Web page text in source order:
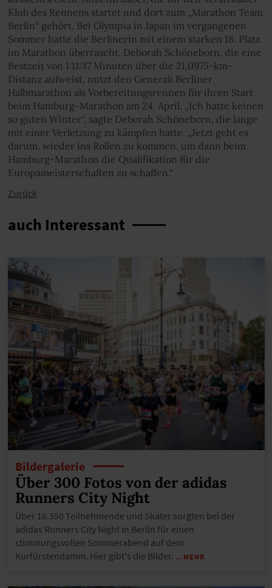
Klub des Rennens startet und dort zum „Marathon Team
Berlin“ gehört. Bei Olympia in Japan im vergangenen
Sommer hatte die Berlinerin mit einem starken 18. Platz
im Marathon überrascht. Deborah Schöneborn, die eine
Bestzeit von 1:11:37 Minuten über die 21,0975-km-
Distanz aufweist, nutzt den Generali Berliner
Halbmarathon als Vorbereitungsrennen für ihren Start
beim Hamburg-Marathon am 24. April. „Ich hatte keinen
so guten Winter“, sagte Deborah Schöneborn, die lange
mit einer Verletzung zu kämpfen hatte. „Jetzt geht es
darum, wieder ins Rollen zu kommen, um dann beim
Hamburg-Marathon die Qualifikation für die
Europameisterschaften zu schaffen.“
Zurück
auch Interessant
Bildergalerie
Über 300 Fotos von der adidas
Runners City Night
Über 16.350 Teilnehmende und Skater sorgten bei der
adidas Runners City Night in Berlin für einen
stimmungsvollen Sommerabend auf dem
Kurfürstendamm. Hier gibt's die Bilder. …MEHR